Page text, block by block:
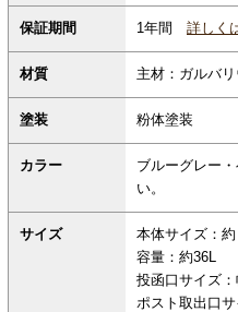
保証期間 1年間 詳しく
材質 主材：ガルバ
塗装 粉体塗装
カラー
ブルーグレー
い。
サイズ
本体サイズ：約
容量：約36L
投函口サイズ：
ポスト取出口